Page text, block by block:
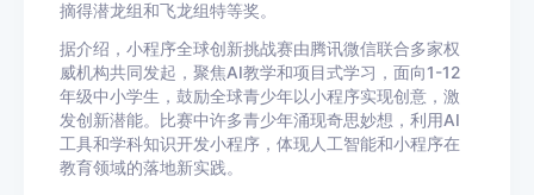
摘得潜龙组和飞龙组特等奖。
据介绍，小程序全球创新挑战赛由腾讯微信联合多家权
威机构共同发起，聚焦AI教学和项目式学习，面向1-12
年级中小学生，鼓励全球青少年以小程序实现创意，激
发创新潜能。比赛中许多青少年涌现奇思妙想，利用AI
工具和学科知识开发小程序，体现人工智能和小程序在
教育领域的落地新实践。